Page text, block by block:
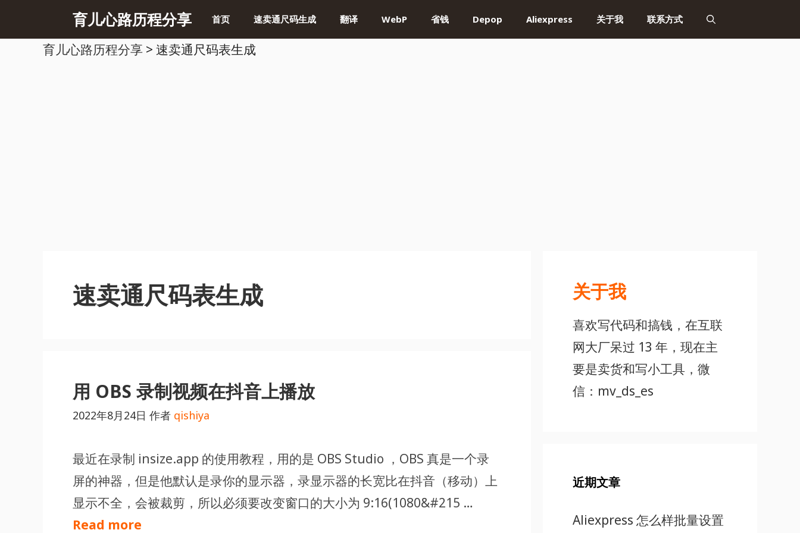
育儿心路历程分享 首页 速卖通尺码生成 翻译 WebP 省钱 Depop Aliexpress 关于我 联系方式
育儿心路历程分享 > 速卖通尺码表生成
速卖通尺码表生成
用 OBS 录制视频在抖音上播放
2022年8月24日 作者 qishiya
最近在录制 insize.app 的使用教程，用的是 OBS Studio ，OBS 真是一个录
屏的神器，但是他默认是录你的显示器，录显示器的长宽比在抖音（移动）上
显示不全，会被裁剪，所以必须要改变窗口的大小为 9:16(1080&#215 …
Read more
关于我
喜欢写代码和搞钱，在互联
网大厂呆过 13 年，现在主
要是卖货和写小工具，微
信：mv_ds_es
近期文章
Aliexpress 怎么样批量设置